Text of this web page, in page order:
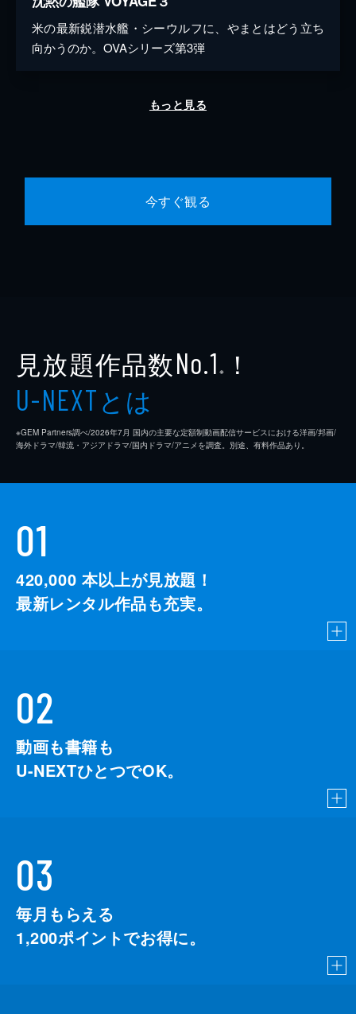
米の最新鋭潜水艦・シーウルフに、やまとはどう立ち
向かうのか。OVAシリーズ第3弾
もっと見る
今すぐ観る
見放題作品数No.1 ※ ！
U-NEXTとは
※GEM Partners調べ/2026年7⽉ 国内の主要な定額制動画配信サービスにおける洋画/邦画/
海外ドラマ/韓流・アジアドラマ/国内ドラマ/アニメを調査。別途、有料作品あり。
01
420,000 本以上が見放題！
最新レンタル作品も充実。
02
動画も書籍も
U-NEXTひとつでOK。
03
毎月もらえる
1,200ポイントでお得に。